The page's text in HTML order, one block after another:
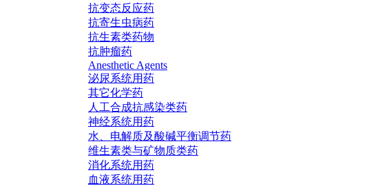
抗变态反应药
抗寄生虫病药
抗生素类药物
抗肿瘤药
Anesthetic Agents
泌尿系统用药
其它化学药
人工合成抗感染类药
神经系统用药
水、电解质及酸碱平衡调节药
维生素类与矿物质类药
消化系统用药
血液系统用药